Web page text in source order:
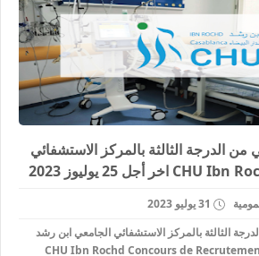
توظيف 60 تقني من الدرجة الثالثة بالمركز الاستشفائي
31 يوليو 2023
60 تقني من الدرجة الثالثة بالمركز الاستشفائي الجامعي ابن رشد
CHU Ibn Rochd Concours de